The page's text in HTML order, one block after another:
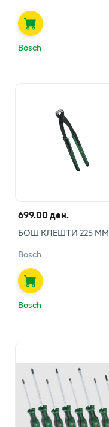
Bosch
699.00 ден.
БОШ КЛЕШТИ 225 ММ
Bosch
Bosch